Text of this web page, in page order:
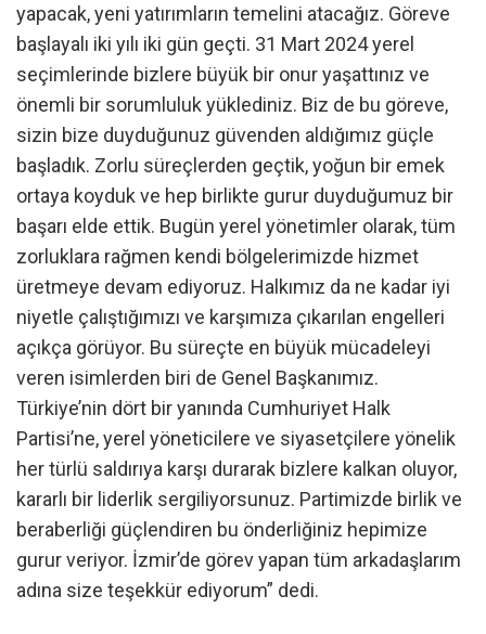
yapacak, yeni yatırımların temelini atacağız. Göreve
başlayalı iki yılı iki gün geçti. 31 Mart 2024 yerel
seçimlerinde bizlere büyük bir onur yaşattınız ve
önemli bir sorumluluk yüklediniz. Biz de bu göreve,
sizin bize duyduğunuz güvenden aldığımız güçle
başladık. Zorlu süreçlerden geçtik, yoğun bir emek
ortaya koyduk ve hep birlikte gurur duyduğumuz bir
başarı elde ettik. Bugün yerel yönetimler olarak, tüm
zorluklara rağmen kendi bölgelerimizde hizmet
üretmeye devam ediyoruz. Halkımız da ne kadar iyi
niyetle çalıştığımızı ve karşımıza çıkarılan engelleri
açıkça görüyor. Bu süreçte en büyük mücadeleyi
veren isimlerden biri de Genel Başkanımız.
Türkiye’nin dört bir yanında Cumhuriyet Halk
Partisi’ne, yerel yöneticilere ve siyasetçilere yönelik
her türlü saldırıya karşı durarak bizlere kalkan oluyor,
kararlı bir liderlik sergiliyorsunuz. Partimizde birlik ve
beraberliği güçlendiren bu önderliğiniz hepimize
gurur veriyor. İzmir’de görev yapan tüm arkadaşlarım
adına size teşekkür ediyorum” dedi.